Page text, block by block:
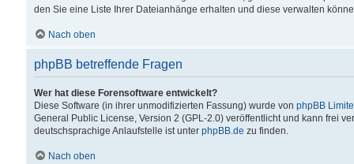
den Sie eine Liste Ihrer Dateianhänge erhalten und diese verwalten
Nach oben
phpBB betreffende Fragen
Wer hat diese Forensoftware entwickelt?
Diese Software (in ihrer unmodifizierten Fassung) wurde von phpBB
General Public License, Version 2 (GPL-2.0) veröffentlicht und kann frei
deutschsprachige Anlaufstelle ist unter phpBB.de zu finden.
Nach oben